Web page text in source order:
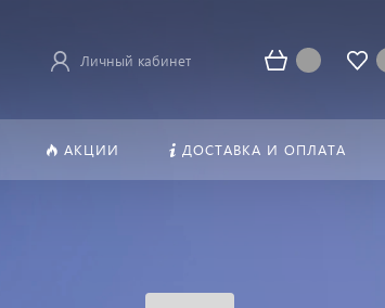
Личный кабинет
АКЦИИ ДОСТАВКА И ОПЛАТА